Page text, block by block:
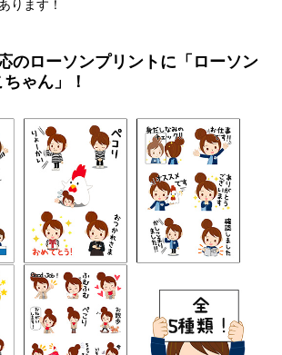
ります！
のローソンプリントに「ローソン
ゃん」！